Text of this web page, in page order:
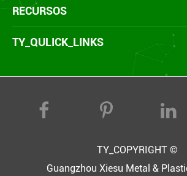
RECURSOS
TY_QULICK_LINKS
TY_COPYRIGHT ©
Guangzhou Xiesu Metal &